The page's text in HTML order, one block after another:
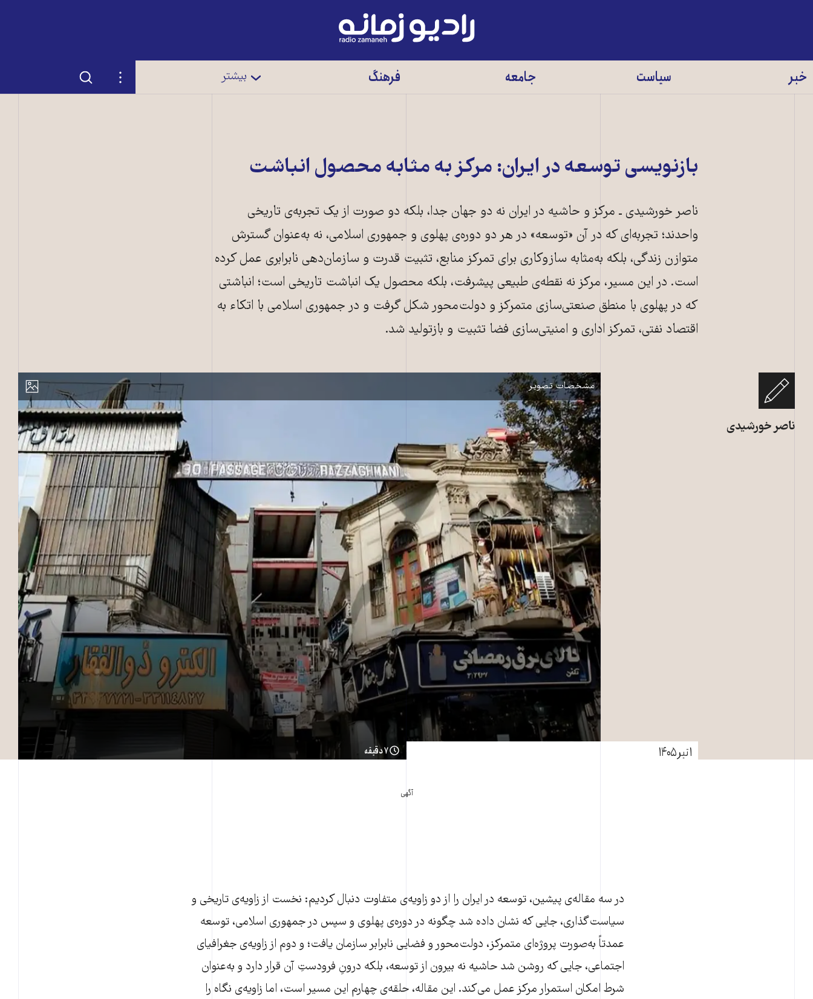
رادیو
زمانه
خبر سیاست جامعه فرهنگ بیشتر تنظیمات جستجو
بازنویسی توسعه در ایران: مرکز به مثابه محصول انباشت
ناصر خورشیدی ـ مرکز و حاشیه در ایران نه دو جهان جدا، بلکه دو صورت از یک تجربه‌ی تاریخی
واحدند؛ تجربه‌ای که در آن «توسعه» در هر دو دوره‌ی پهلوی و جمهوری اسلامی، نه به‌عنوان گسترش
متوازن زندگی، بلکه به‌مثابه سازوکاری برای تمرکز منابع، تثبیت قدرت و سازمان‌دهی نابرابری عمل کرده
است. در این مسیر، مرکز نه نقطه‌ی طبیعی پیشرفت، بلکه محصول یک انباشت تاریخی است؛ انباشتی
که در پهلوی با منطق صنعتی‌سازی متمرکز و دولت‌محور شکل گرفت و در جمهوری اسلامی با اتکاء به
اقتصاد نفتی، تمرکز اداری و امنیتی‌سازی فضا تثبیت و بازتولید شد.
ناصر خورشیدی
نمایش
مشخصات تصویر
۱ تیر ۱۴۰۵ ۷ دقیقه
آگهی
در سه مقاله‌ی پیشین، توسعه در ایران را از دو زاویه‌ی متفاوت دنبال کردیم: نخست از زاویه‌ی تاریخی و
سیاست‌گذاری، جایی که نشان داده شد چگونه در دوره‌ی پهلوی و سپس در جمهوری اسلامی، توسعه
عمدتاً به‌صورت پروژه‌ای متمرکز، دولت‌محور و فضایی نابرابر سازمان یافت؛ و دوم از زاویه‌ی جغرافیای
اجتماعی، جایی که روشن شد حاشیه نه بیرون از توسعه، بلکه درونِ فرودستِ آن قرار دارد و به‌عنوان
شرط امکان استمرار مرکز عمل می‌کند. این مقاله، حلقه‌ی چهارم این مسیر است، اما زاویه‌ی نگاه را